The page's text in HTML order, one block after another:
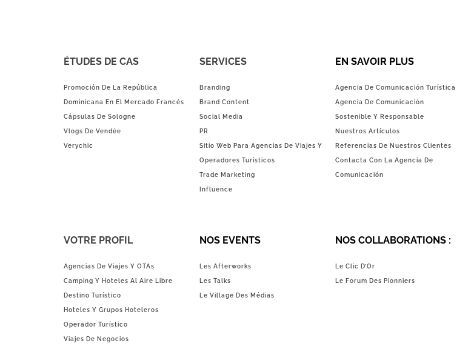
ÉTUDES DE CAS
Promoción De La República
Dominicana En El Mercado Francés
Cápsulas De Sologne
Vlogs De Vendée
Verychic
SERVICES
Branding
Brand Content
Social Media
PR
Sitio Web Para Agencias De Viajes Y
Operadores Turísticos
Trade Marketing
Influence
EN SAVOIR PLUS
Agencia De Comunicación Turística
Agencia De Comunicación
Sostenible Y Responsable
Nuestros Artículos
Referencias De Nuestros Clientes
Contacta Con La Agencia De
Comunicación
VOTRE PROFIL
Agencias De Viajes Y OTAs
Camping Y Hoteles Al Aire Libre
Destino Turístico
Hoteles Y Grupos Hoteleros
Operador Turístico
Viajes De Negocios
NOS EVENTS
Les Afterworks
Les Talks
Le Village Des Médias
NOS COLLABORATIONS :
Le Clic D’Or
Le Forum Des Pionniers